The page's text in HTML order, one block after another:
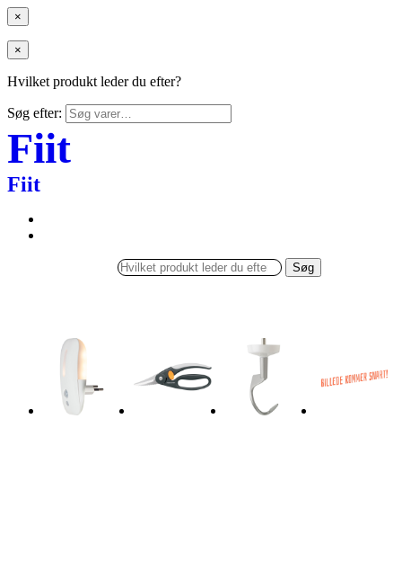
×
×
Hvilket produkt leder du efter?
Søg efter:
Fiit
Fiit
Søg